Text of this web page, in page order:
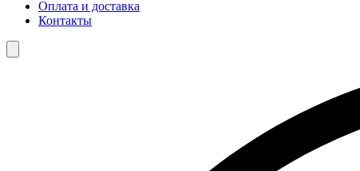
Оплата и доставка
Контакты